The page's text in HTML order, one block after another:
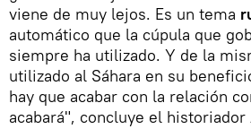
viene de muy lejos. Es un tema
automático que la cúpula que
siempre ha utilizado. Y de la
utilizado al Sáhara en su
hay que acabar con la relación
acabará", concluye el historiador